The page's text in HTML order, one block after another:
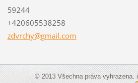
59244
+420605538258
zdvrchy@gmail.com
© 2013 Všechna práva vyhrazena.